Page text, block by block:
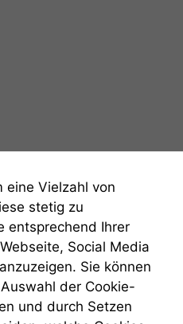
eine Vielzahl von
stetig zu
entsprechend Ihrer
Social Media
Sie können
der Cookie-
und durch Setzen